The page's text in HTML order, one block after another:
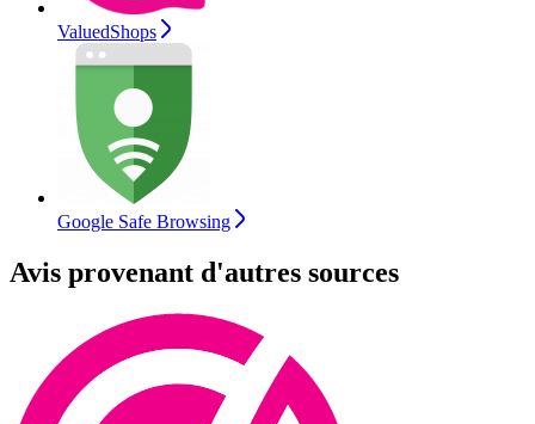
ValuedShops
Google Safe Browsing
Avis provenant d'autres sources